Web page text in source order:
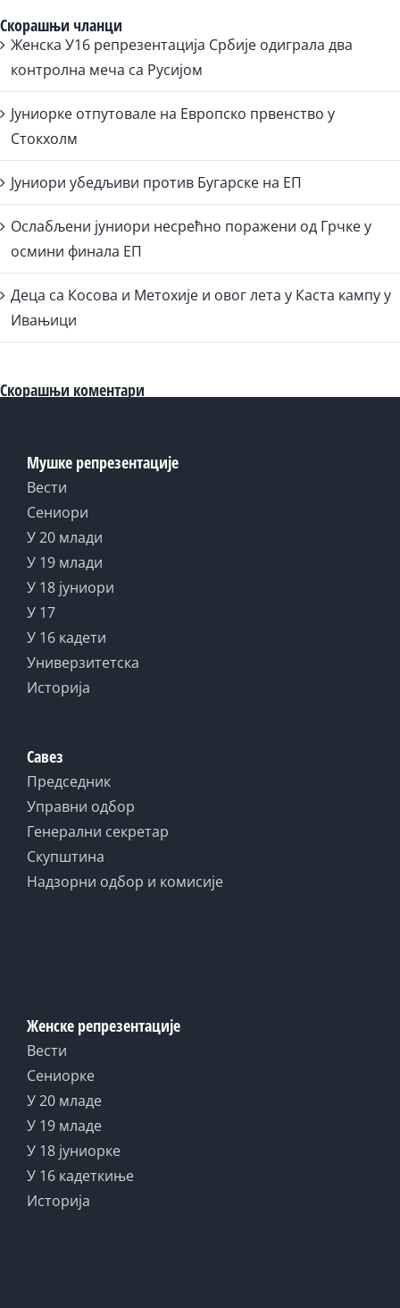
Скорашњи чланци
Женска У16 репрезентација Србије одиграла два
контролна меча са Русијом
Јуниорке отпутовале на Европско првенство у
Стокхолм
Јуниори убедљиви против Бугарске на ЕП
Ослабљени јуниори несрећно поражени од Грчке у
осмини финала ЕП
Деца са Косова и Метохије и овог лета у Каста кампу у
Ивањици
Скорашњи коментари
Мушке репрезентације
Вести
Сениори
У 20 млади
У 19 млади
У 18 јуниори
У 17
У 16 кадети
Универзитетска
Историја
Савез
Председник
Управни одбор
Генерални секретар
Скупштина
Надзорни одбор и комисије
Женске репрезентације
Вести
Сениорке
У 20 младе
У 19 младе
У 18 јуниорке
У 16 кадеткиње
Историја